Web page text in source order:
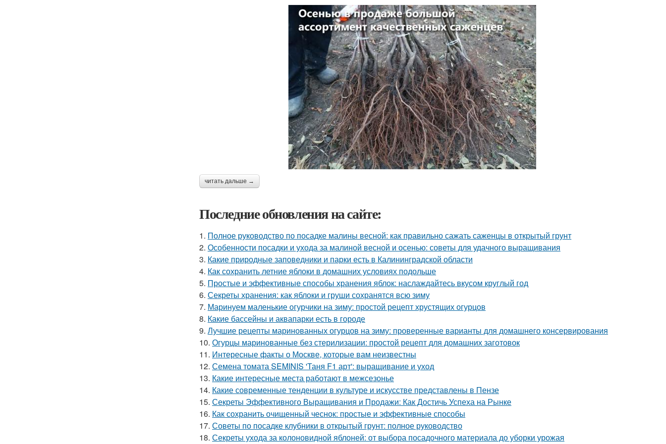
читать дальше →
Последние обновления на сайте:
1. Полное руководство по посадке малины весной: как правильно сажать саженцы в открытый грунт
2. Особенности посадки и ухода за малиной весной и осенью: советы для удачного выращивания
3. Какие природные заповедники и парки есть в Калининградской области
4. Как сохранить летние яблоки в домашних условиях подольше
5. Простые и эффективные способы хранения яблок: наслаждайтесь вкусом круглый год
6. Секреты хранения: как яблоки и груши сохранятся всю зиму
7. Маринуем маленькие огурчики на зиму: простой рецепт хрустящих огурцов
8. Какие бассейны и аквапарки есть в городе
9. Лучшие рецепты маринованных огурцов на зиму: проверенные варианты для домашнего консервирования
10. Огурцы маринованные без стерилизации: простой рецепт для домашних заготовок
11. Интересные факты о Москве, которые вам неизвестны
12. Семена томата SEMINIS 'Таня F1 арт': выращивание и уход
13. Какие интересные места работают в межсезонье
14. Какие современные тенденции в культуре и искусстве представлены в Пензе
15. Секреты Эффективного Выращивания и Продажи: Как Достичь Успеха на Рынке
16. Как сохранить очищенный чеснок: простые и эффективные способы
17. Советы по посадке клубники в открытый грунт: полное руководство
18. Секреты ухода за колоновидной яблоней: от выбора посадочного материала до уборки урожая